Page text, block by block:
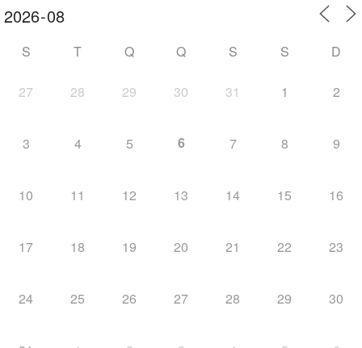
S T Q Q S S D
27 28 29 30 31 1 2
3 4 5 6 7 8 9
10 11 12 13 14 15 16
17 18 19 20 21 22 23
24 25 26 27 28 29 30